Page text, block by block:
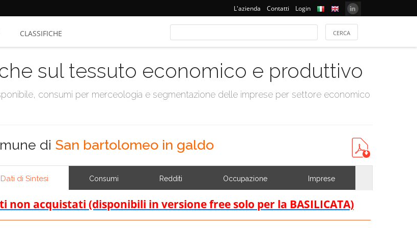
L'azienda Contatti Login
CLASSIFICHE
sul tessuto economico e produttivo
consumi per merceologia e segmentazione delle imprese per settore economico
di San bartolomeo in galdo
Dati di Sintesi Consumi Redditi Occupazione Imprese
non acquistati (disponibili in versione free solo per la BASILICATA)